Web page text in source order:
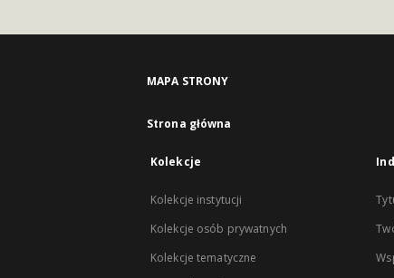
MAPA STRONY
Strona główna
Kolekcje
Kolekcje instytucji
Kolekcje osób prywatnych
Kolekcje tematyczne